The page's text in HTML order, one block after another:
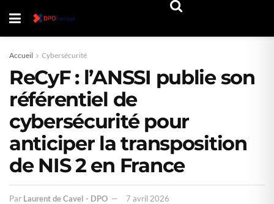
Accueil Cybersécurité
ReCyF : l’ANSSI publie son
référentiel de
cybersécurité pour
anticiper la transposition
de NIS 2 en France
Par Laurent de Cavel - DPO
7 avril 2026